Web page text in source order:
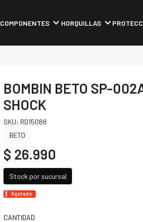
COMPONENTES HORQUILLAS
BOMBIN BETO SP-
SHOCK
SKU: RD15088
BETO
$ 26.990
Stock por sucursal
Agotado.
CANTIDAD